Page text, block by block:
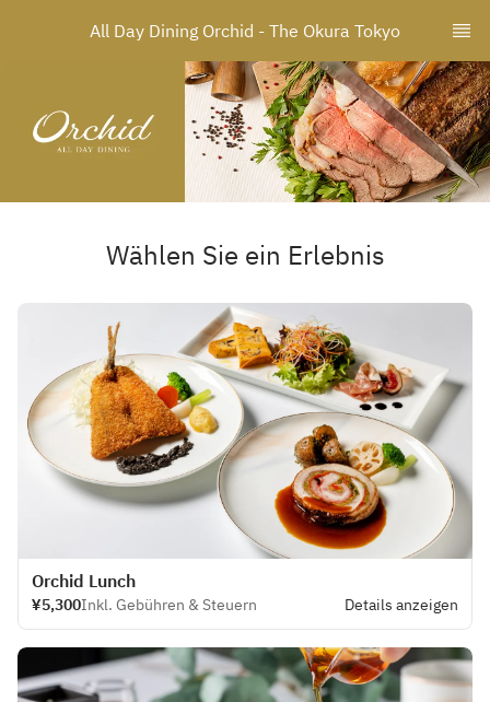
All Day Dining Orchid - The Okura Tokyo
Wählen Sie ein Erlebnis
Orchid Lunch
¥5,300Inkl. Gebühren & Steuern Details anzeigen